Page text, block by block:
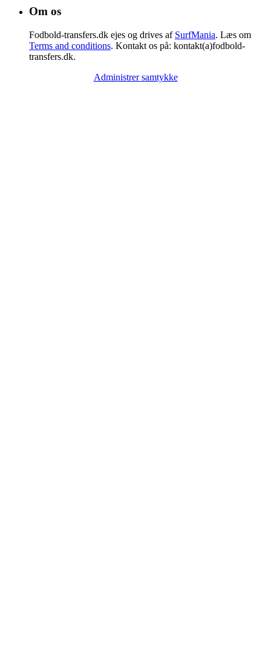
Om os
Fodbold-transfers.dk ejes og drives af SurfMania. Læs om
Terms and conditions. Kontakt os på: kontakt(a)fodbold-
transfers.dk.
Administrer samtykke